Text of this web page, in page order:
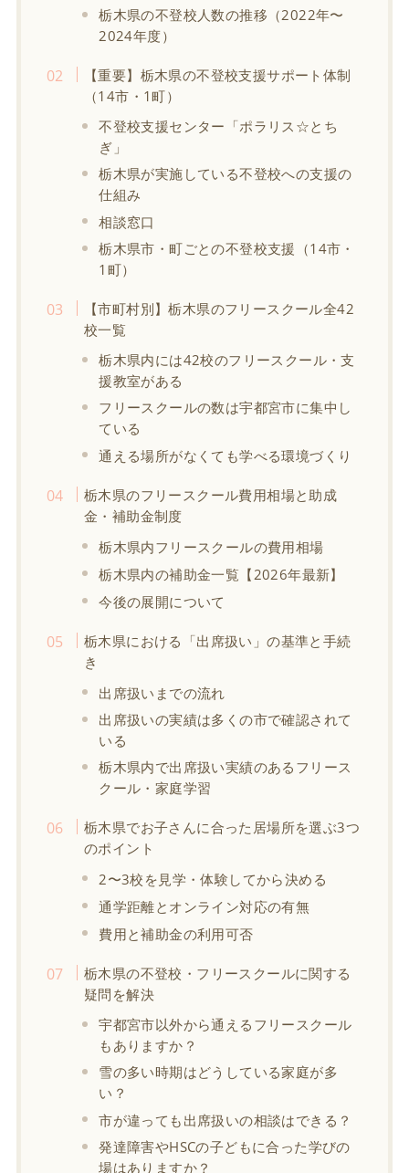
栃木県の不登校人数の推移（2022年〜
2024年度）
【重要】栃木県の不登校支援サポート体制
（14市・1町）
不登校支援センター「ポラリス☆とち
ぎ」
栃木県が実施している不登校への支援の
仕組み
相談窓口
栃木県市・町ごとの不登校支援（14市・
1町）
【市町村別】栃木県のフリースクール全42
校一覧
栃木県内には42校のフリースクール・支
援教室がある
フリースクールの数は宇都宮市に集中し
ている
通える場所がなくても学べる環境づくり
栃木県のフリースクール費用相場と助成
金・補助金制度
栃木県内フリースクールの費用相場
栃木県内の補助金一覧【2026年最新】
今後の展開について
栃木県における「出席扱い」の基準と手続
き
出席扱いまでの流れ
出席扱いの実績は多くの市で確認されて
いる
栃木県内で出席扱い実績のあるフリース
クール・家庭学習
栃木県でお子さんに合った居場所を選ぶ3つ
のポイント
2〜3校を見学・体験してから決める
通学距離とオンライン対応の有無
費用と補助金の利用可否
栃木県の不登校・フリースクールに関する
疑問を解決
宇都宮市以外から通えるフリースクール
もありますか？
雪の多い時期はどうしている家庭が多
い？
市が違っても出席扱いの相談はできる？
発達障害やHSCの子どもに合った学びの
場はありますか？